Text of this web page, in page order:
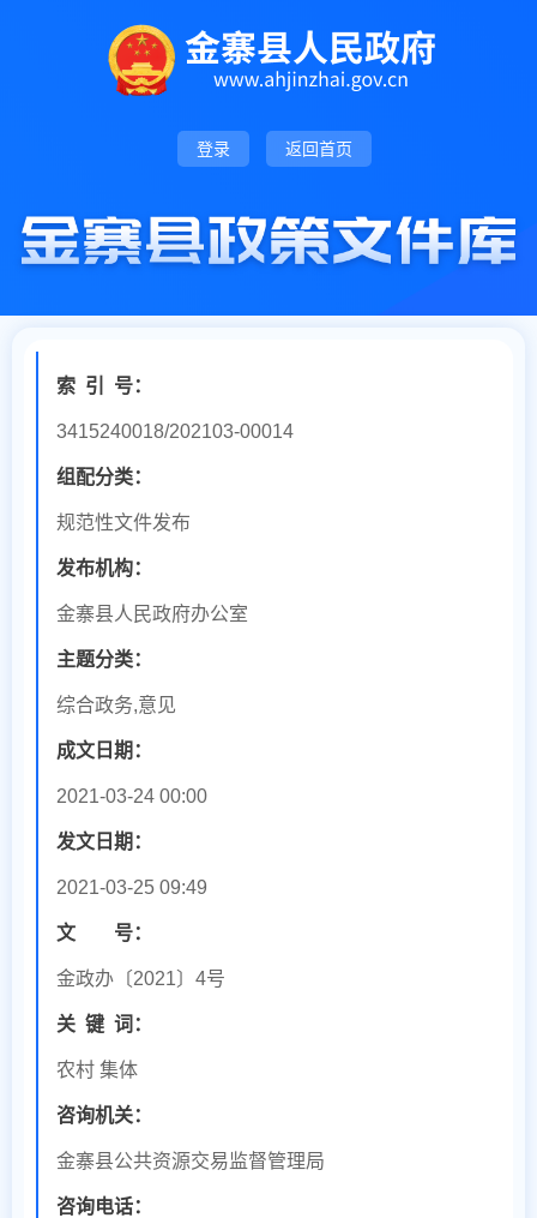
登录 返回首页
索 引 号：
3415240018/202103-00014
组配分类：
规范性文件发布
发布机构：
金寨县人民政府办公室
主题分类：
综合政务,意见
成文日期：
2021-03-24 00:00
发文日期：
2021-03-25 09:49
文 号：
金政办〔2021〕4号
关 键 词：
农村 集体
咨询机关：
金寨县公共资源交易监督管理局
咨询电话：